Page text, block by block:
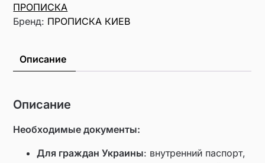
ПРОПИСКА
Бренд: ПРОПИСКА КИЕВ
Описание
Описание
Необходимые документы:
Для граждан Украины: внутренний паспорт,